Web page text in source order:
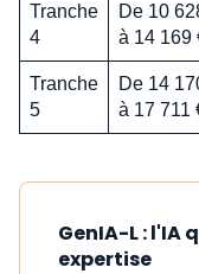
Tranche
4
De 10
à 14 169
Tranche
5
De 14
à 17 711
GenIA-L : l'IA
expertise